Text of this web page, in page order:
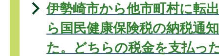
伊勢崎市から他市町村に転
ら国民健康保険税の納税通
た。どちらの税金を支払っ